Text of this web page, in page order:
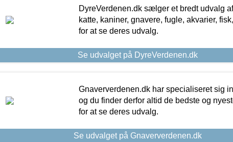
DyreVerdenen.dk sælger et bredt udvalg
katte, kaniner, gnavere, fugle, akvarier,
for at se deres udvalg.
Se udvalget på DyreVerdenen.dk
Gnaververdenen.dk har specialiseret sig
og du finder derfor altid de bedste og
for at se deres udvalg.
Se udvalget på Gnaververdenen.dk